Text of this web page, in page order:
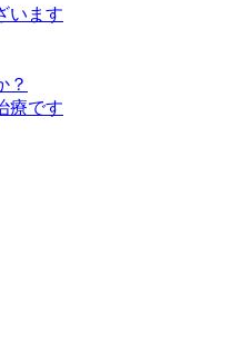
います
？
療です